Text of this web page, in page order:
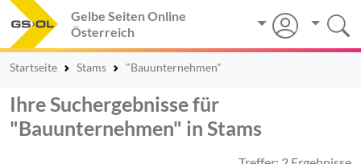
Gelbe Seiten Online
Österreich
Startseite Stams "Bauunternehmen"
Ihre Suchergebnisse für
"Bauunternehmen" in Stams